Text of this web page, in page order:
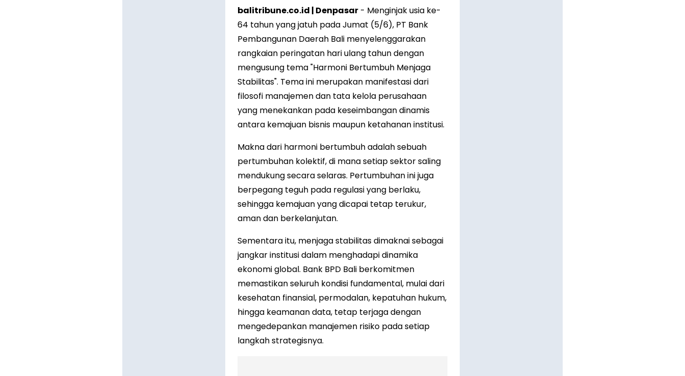
balitribune.co.id | Denpasar - Menginjak usia ke-
64 tahun yang jatuh pada Jumat (5/6), PT Bank
Pembangunan Daerah Bali menyelenggarakan
rangkaian peringatan hari ulang tahun dengan
mengusung tema "Harmoni Bertumbuh Menjaga
Stabilitas". Tema ini merupakan manifestasi dari
filosofi manajemen dan tata kelola perusahaan
yang menekankan pada keseimbangan dinamis
antara kemajuan bisnis maupun ketahanan institusi.
Makna dari harmoni bertumbuh adalah sebuah
pertumbuhan kolektif, di mana setiap sektor saling
mendukung secara selaras. Pertumbuhan ini juga
berpegang teguh pada regulasi yang berlaku,
sehingga kemajuan yang dicapai tetap terukur,
aman dan berkelanjutan.
Sementara itu, menjaga stabilitas dimaknai sebagai
jangkar institusi dalam menghadapi dinamika
ekonomi global. Bank BPD Bali berkomitmen
memastikan seluruh kondisi fundamental, mulai dari
kesehatan finansial, permodalan, kepatuhan hukum,
hingga keamanan data, tetap terjaga dengan
mengedepankan manajemen risiko pada setiap
langkah strategisnya.